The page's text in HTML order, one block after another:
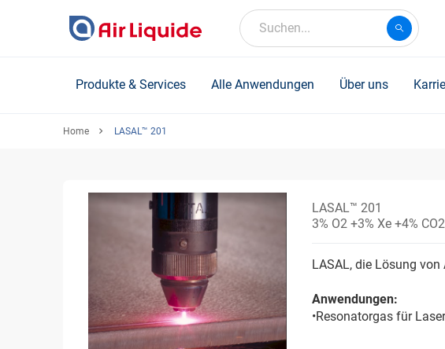
Suchen...
Produkte & Services Alle Anwendungen Über uns
Home LASAL™ 201
LASAL™ 201
3% O2 +3% Xe +4%
LASAL, die Lösung
Anwendungen:
•Resonatorgas für